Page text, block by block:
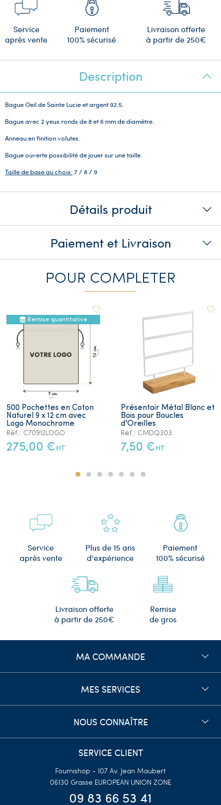
Service
après vente
Paiement
100% sécurisé
Livraison offerte
à partir de 250€
Description
Bague Oeil de Sainte Lucie et argent 92.5.
Bague avec 2 yeux ronds de 8 et 6 mm de diamètre.
Anneau en finition volutes.
Bague ouverte possibilité de jouer sur une taille.
Taille de base au choix:7 / 8 / 9
Détails produit
Paiement et Livraison
POUR COMPLETER
Remise quantitative
500 Pochettes en Coton
Naturel 9 x 12 cm avec
Logo Monochrome
Réf.: C70912LOGO
275,00 € HT
Présentoir Métal Blanc et
Bois pour Boucles
d'Oreilles
Réf.: CMDQ303
7,50 € HT
Service
après vente
Plus de 15 ans
d'expérience
Paiement
100% sécurisé
Livraison offerte
à partir de 250€
Remise
de gros
MA COMMANDE
MES SERVICES
NOUS CONNAÎTRE
SERVICE CLIENT
Fournishop - 107 Av. Jean Maubert
06130 Grasse EUROPEAN UNION ZONE
09 83 66 53 41